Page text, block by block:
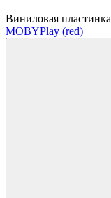
Виниловая пластинка
MOBYPlay (red)